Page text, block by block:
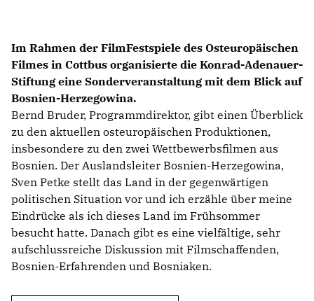
Im Rahmen der FilmFestspiele des Osteuropäischen
Filmes in Cottbus organisierte die Konrad-Adenauer-
Stiftung eine Sonderveranstaltung mit dem Blick auf
Bosnien-Herzegowina.
Bernd Bruder, Programmdirektor, gibt einen Überblick
zu den aktuellen osteuropäischen Produktionen,
insbesondere zu den zwei Wettbewerbsfilmen aus
Bosnien. Der Auslandsleiter Bosnien-Herzegowina,
Sven Petke stellt das Land in der gegenwärtigen
politischen Situation vor und ich erzähle über meine
Eindrücke als ich dieses Land im Frühsommer
besucht hatte. Danach gibt es eine vielfältige, sehr
aufschlussreiche Diskussion mit Filmschaffenden,
Bosnien-Erfahrenden und Bosniaken.